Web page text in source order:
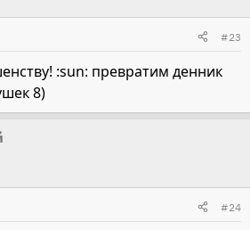
#23
:sun: превратим денник
8)
#24